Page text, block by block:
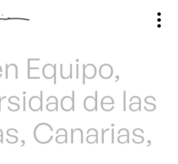
Equipo,
de las
Canarias,